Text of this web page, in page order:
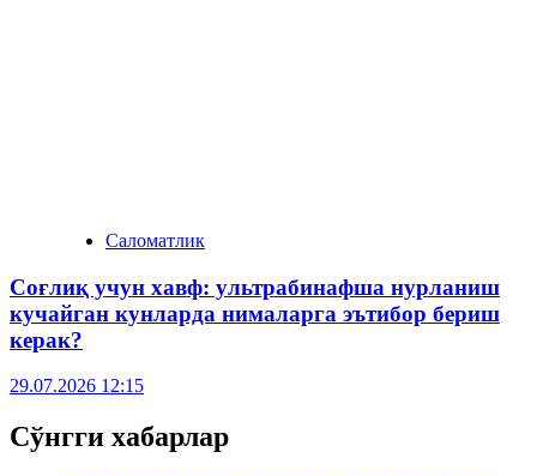
Саломатлик
Соғлиқ учун хавф: ультрабинафша нурланиш
кучайган кунларда нималарга эътибор бериш
керак?
29.07.2026 12:15
Сўнгги хабарлар